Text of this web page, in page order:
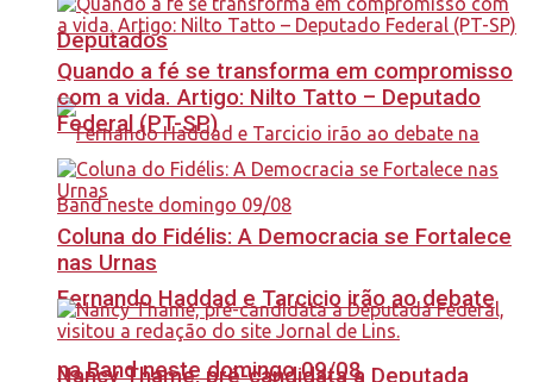
Deputados
Fernando Haddad e Tarcicio irão ao debate
na Band neste domingo 09/08
Quando a fé se transforma em compromisso
com a vida. Artigo: Nilto Tatto – Deputado
Federal (PT-SP)
Coluna do Fidélis: A Democracia se Fortalece
nas Urnas
Nancy Thame, pré-candidata a Deputada